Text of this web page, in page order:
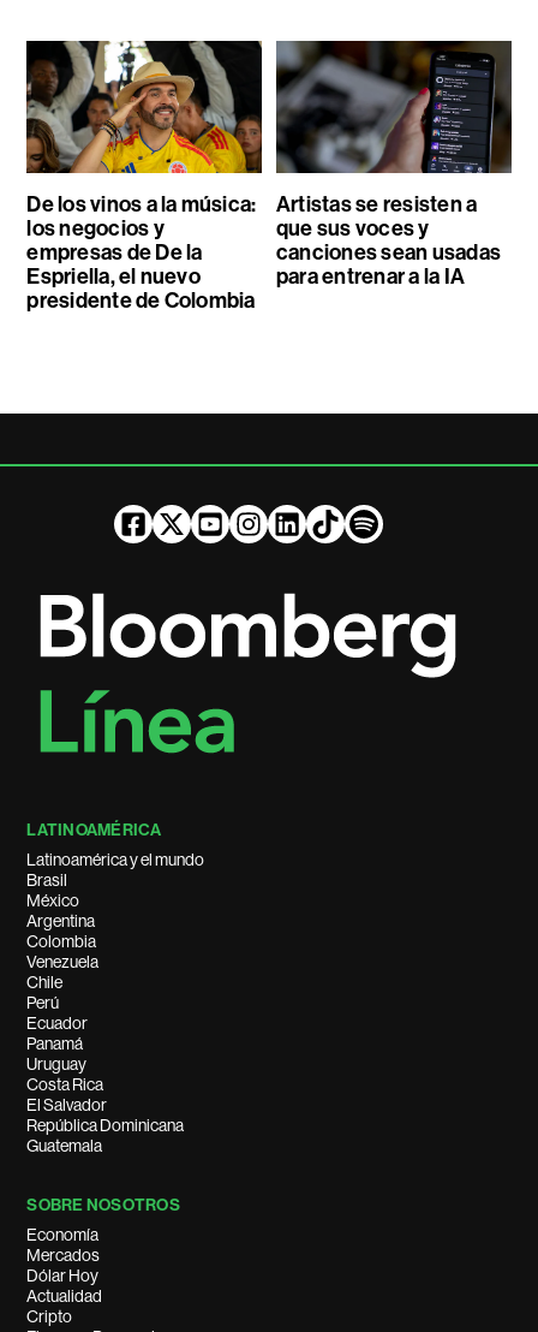
De los vinos a la música:
los negocios y
empresas de De la
Espriella, el nuevo
presidente de Colombia
Artistas se resisten a
que sus voces y
canciones sean usadas
para entrenar a la IA
LATINOAMÉRICA
Latinoamérica y el mundo
Brasil
México
Argentina
Colombia
Venezuela
Chile
Perú
Ecuador
Panamá
Uruguay
Costa Rica
El Salvador
República Dominicana
Guatemala
SOBRE NOSOTROS
Economía
Mercados
Dólar Hoy
Actualidad
Cripto